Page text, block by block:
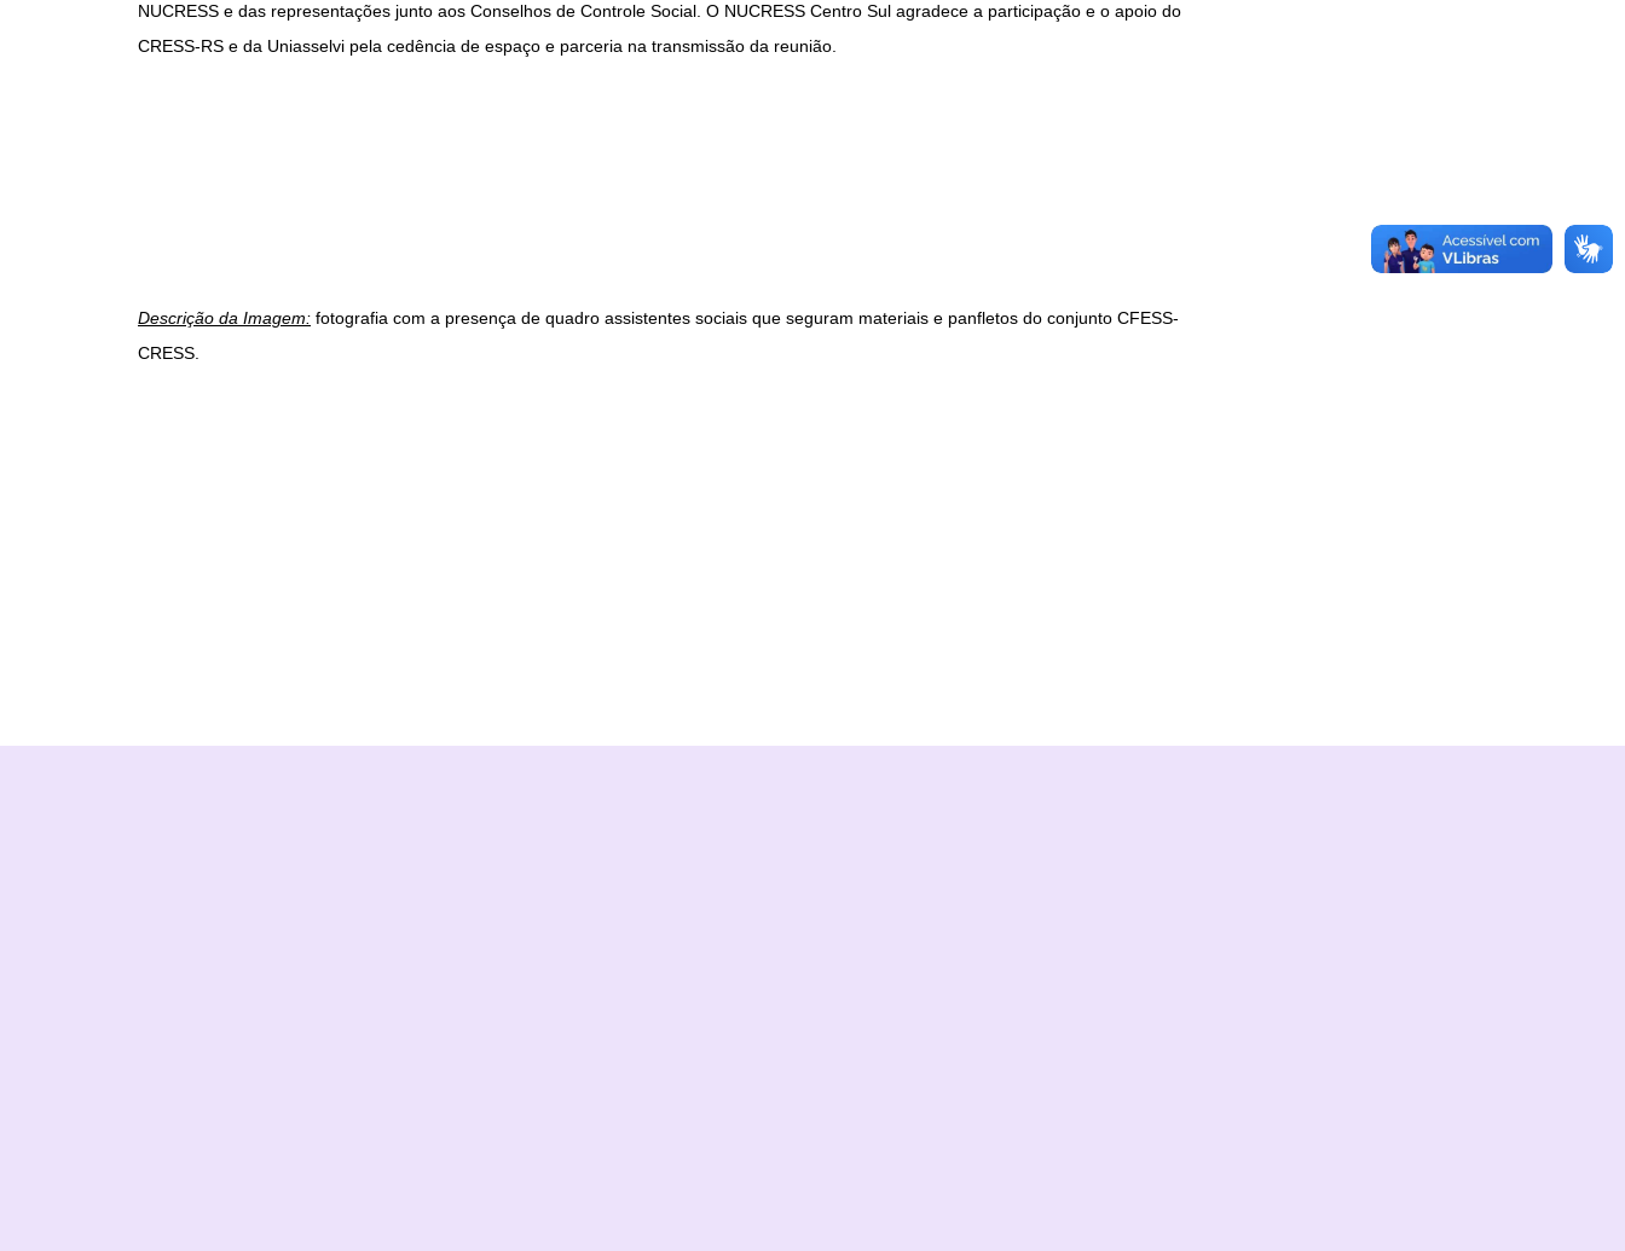
NUCRESS e das representações junto aos Conselhos de Controle Social. O NUCRESS Centro Sul agradece a participação e o apoio do
CRESS-RS e da Uniasselvi pela cedência de espaço e parceria na transmissão da reunião.
Descrição da Imagem: fotografia com a presença de quadro assistentes sociais que seguram materiais e panfletos do conjunto CFESS-
CRESS.